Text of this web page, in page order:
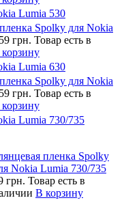
Lumia 530
Spolky для Nokia
59 грн. Товар есть в
Lumia 630
Spolky для Nokia
59 грн. Товар есть в
Lumia 730/735
пленка Spolky
Nokia Lumia 730/735
грн. Товар есть в
В корзину